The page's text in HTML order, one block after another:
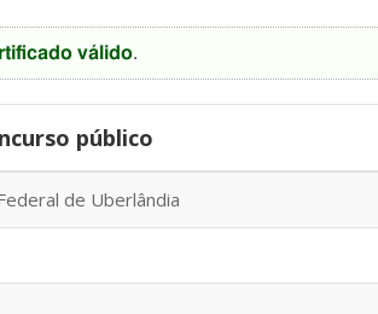
válido.
público
de Uberlândia